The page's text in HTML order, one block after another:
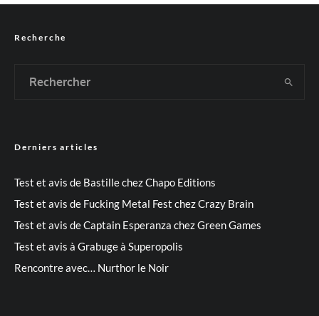
Recherche
Derniers articles
Test et avis de Bastille chez Chapo Editions
Test et avis de Fucking Metal Fest chez Crazy Brain
Test et avis de Captain Esperanza chez Green Games
Test et avis à Grabuge à Superopolis
Rencontre avec… Nurthor le Noir